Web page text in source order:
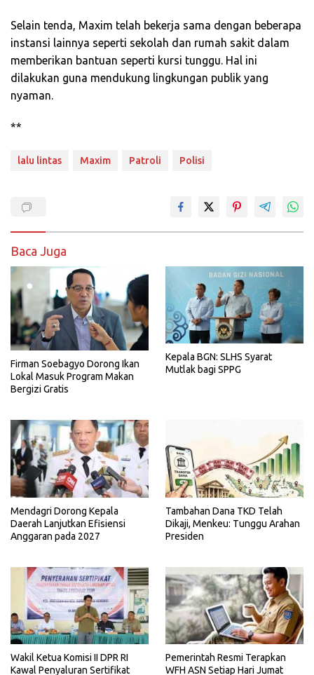
Selain tenda, Maxim telah bekerja sama dengan beberapa
instansi lainnya seperti sekolah dan rumah sakit dalam
memberikan bantuan seperti kursi tunggu. Hal ini
dilakukan guna mendukung lingkungan publik yang
nyaman.
**
lalu lintas Maxim Patroli Polisi
Baca Juga
Firman Soebagyo Dorong Ikan
Lokal Masuk Program Makan
Bergizi Gratis
Kepala BGN: SLHS Syarat
Mutlak bagi SPPG
Mendagri Dorong Kepala
Daerah Lanjutkan Efisiensi
Anggaran pada 2027
Tambahan Dana TKD Telah
Dikaji, Menkeu: Tunggu Arahan
Presiden
Wakil Ketua Komisi II DPR RI
Kawal Penyaluran Sertifikat
Pemerintah Resmi Terapkan
WFH ASN Setiap Hari Jumat